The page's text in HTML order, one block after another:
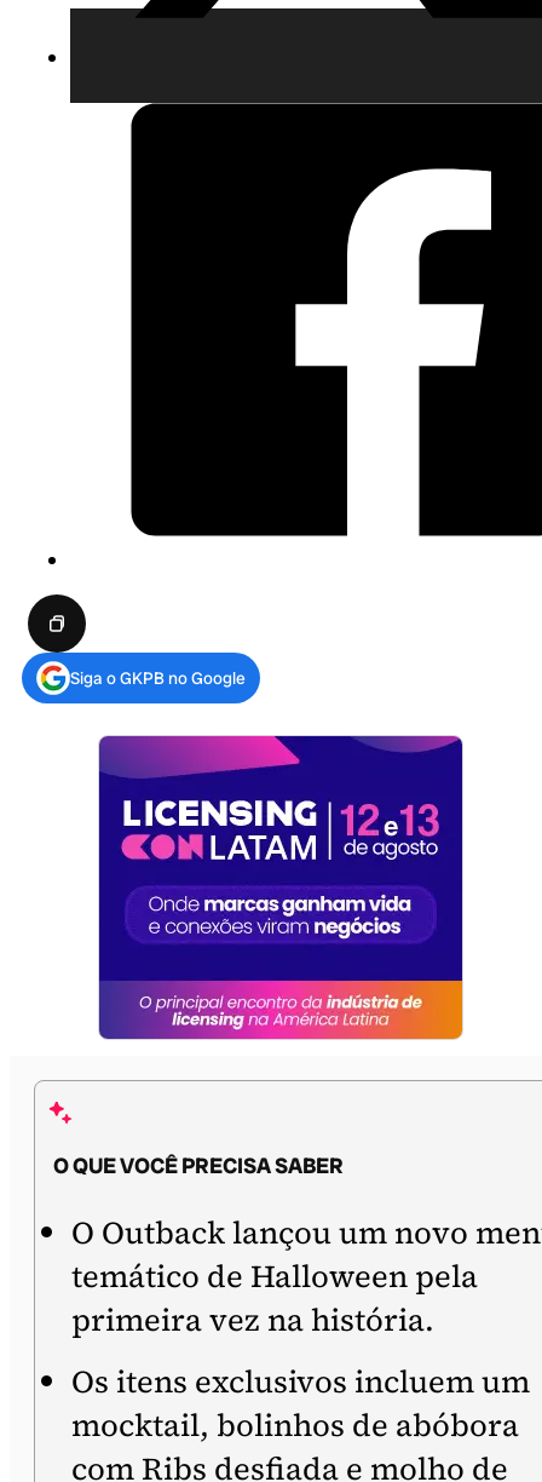
Siga o GKPB no Google
O QUE VOCÊ PRECISA SABER
O Outback lançou um novo
temático de Halloween pela
primeira vez na história.
Os itens exclusivos incluem um
mocktail, bolinhos de abóbora
com Ribs desfiada e molho de